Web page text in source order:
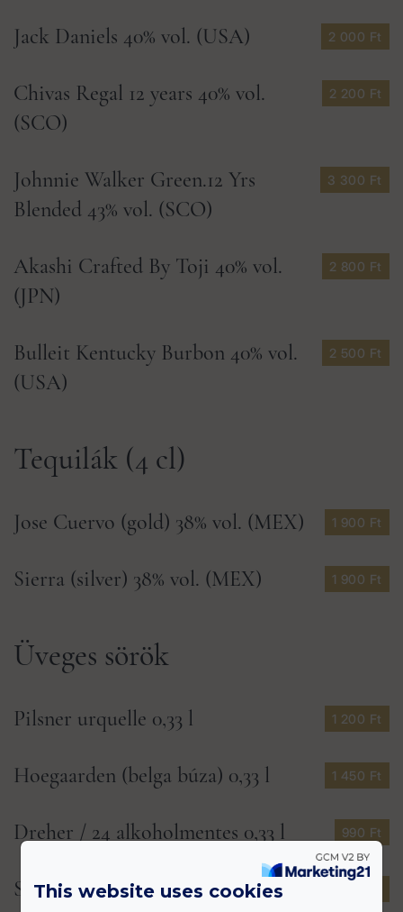
2 000 Ft
Jack Daniels 40% vol. (USA)
2 200 Ft
Chivas Regal 12 years 40% vol.
(SCO)
3 300 Ft
Johnnie Walker Green.12 Yrs
Blended 43% vol. (SCO)
2 800 Ft
Akashi Crafted By Toji 40% vol.
(JPN)
2 500 Ft
Bulleit Kentucky Burbon 40% vol.
(USA)
Tequilák (4 cl)
1 900 Ft
Jose Cuervo (gold) 38% vol. (MEX)
1 900 Ft
Sierra (silver) 38% vol. (MEX)
Üveges sörök
1 200 Ft
Pilsner urquelle 0,33 l
1 450 Ft
Hoegaarden (belga búza) 0,33 l
990 Ft
Dreher / 24 alkoholmentes 0,33 l
Staropramen (barna sör) 0,5 l
This website uses cookies